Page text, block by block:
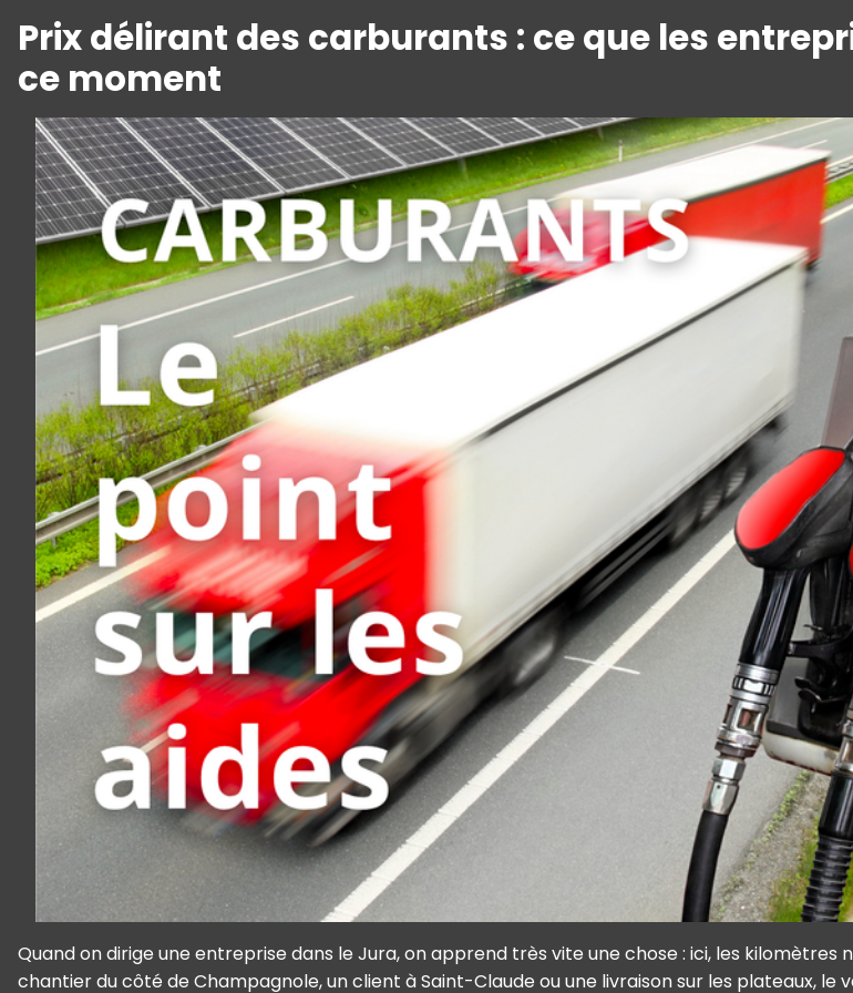
Prix délirant des carburants : ce que les
ce moment
Quand on dirige une entreprise dans le Jura, on apprend très vite une chose : ici, les
chantier du côté de Champagnole, un client à Saint-Claude ou une livraison sur les plateaux,